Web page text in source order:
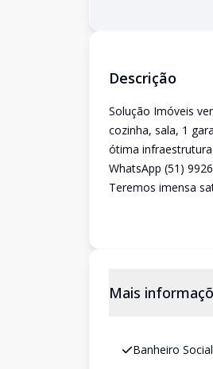
Descrição
Solução Imóveis
cozinha, sala, 1
ótima
WhatsApp (51)
Teremos imensa
Mais
Banheiro Social